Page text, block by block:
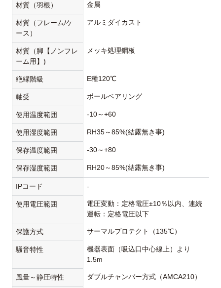
材質（羽根） 金属
材質（フレーム/ケ
ース）
アルミダイカスト
材質（脚【ノンフレ
ーム用】)
メッキ処理鋼板
絶縁階級 E種120℃
軸受 ボールベアリング
使用温度範囲 -10～+60
使用湿度範囲 RH35～85%(結露無き事)
保存温度範囲 -30～+80
保存湿度範囲 RH20～85%(結露無き事)
IPコード -
使用電圧範囲
電圧変動：定格電圧±10％以内、連続
運転：定格電圧以下
保護方式 サーマルプロテクト（135℃）
騒音特性
機器表面（吸込口中心線上）より
1.5m
風量～静圧特性 ダブルチャンバー方式（AMCA210）